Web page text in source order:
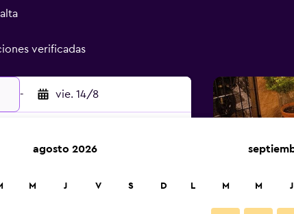
verificadas
- vie. 14/8
agosto 2026
M J V S D L M M J